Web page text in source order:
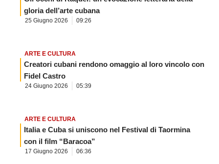
gloria dell’arte cubana
25 Giugno 2026 09:26
ARTE E CULTURA
Creatori cubani rendono omaggio al loro vincolo con
Fidel Castro
24 Giugno 2026 05:39
ARTE E CULTURA
Italia e Cuba si uniscono nel Festival di Taormina
con il film “Baracoa”
17 Giugno 2026 06:36